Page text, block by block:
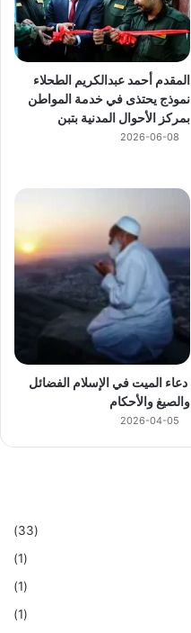
المقدم أحمد عبدالكريم الطحلاء
نموذج يحتذى في خدمة المواطن
بمركز الأحوال المدنية بتبن
2026-06-08
دعاء الميت في الإسلام الفضائل
والصيغ والأحكام
2026-04-05
(33)
(1)
(1)
(1)